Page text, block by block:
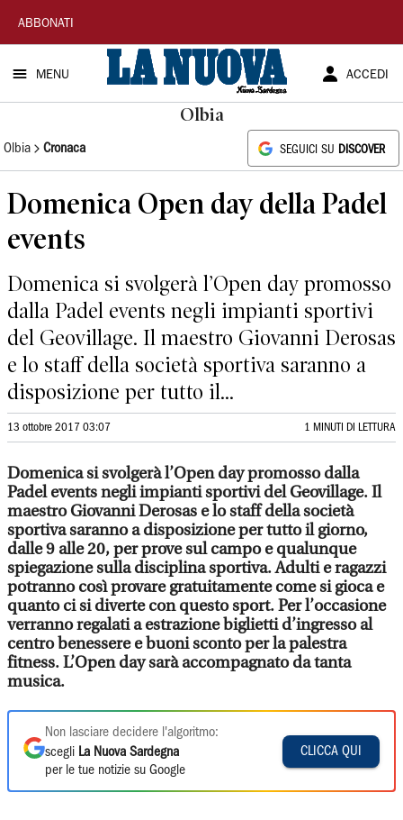
La
Nuova
Sardegna
ABBONATI
MENU ACCEDI
Olbia
Olbia Cronaca SEGUICI SU DISCOVER
Domenica Open day della Padel
events
Domenica si svolgerà l’Open day promosso
dalla Padel events negli impianti sportivi
del Geovillage. Il maestro Giovanni Derosas
e lo staff della società sportiva saranno a
disposizione per tutto il...
13 ottobre 2017 03:07 1 MINUTI DI LETTURA
Domenica si svolgerà l’Open day promosso dalla
Padel events negli impianti sportivi del Geovillage. Il
maestro Giovanni Derosas e lo staff della società
sportiva saranno a disposizione per tutto il giorno,
dalle 9 alle 20, per prove sul campo e qualunque
spiegazione sulla disciplina sportiva. Adulti e ragazzi
potranno così provare gratuitamente come si gioca e
quanto ci si diverte con questo sport. Per l’occasione
verranno regalati a estrazione biglietti d’ingresso al
centro benessere e buoni sconto per la palestra
fitness. L’Open day sarà accompagnato da tanta
musica.
Non lasciare decidere l'algoritmo:
scegli La Nuova Sardegna
per le tue notizie su Google
CLICCA QUI